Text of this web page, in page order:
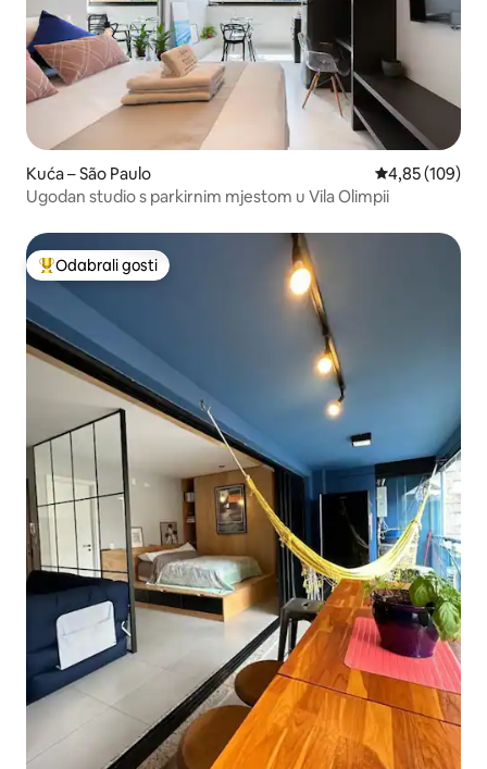
Kuća – São Paulo Prosječna
4,85 (109)
Ugodan studio s parkirnim mjestom u Vila Olimpii
Među najviše rangiranima s oznakom „Odabrali gosti”
Odabrali gosti